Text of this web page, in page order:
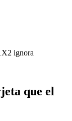
ignora
que el